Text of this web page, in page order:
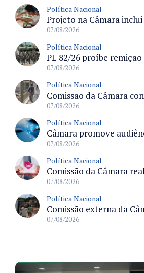
Política Nacional
07/08/2026
Política Nacional
07/08/2026
Política Nacional
07/08/2026
Política Nacional
07/08/2026
Política Nacional
07/08/2026
Política Nacional
07/08/2026